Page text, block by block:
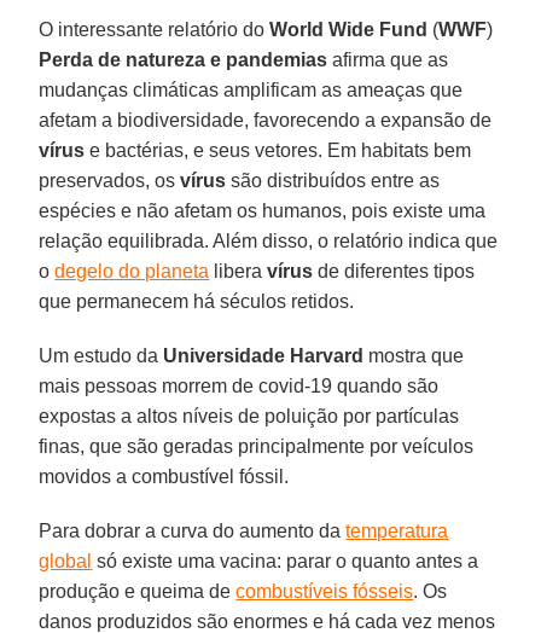
O interessante relatório doWorld Wide Fund (WWF)
Perda de natureza e pandemias afirma que as
mudanças climáticas amplificam as ameaças que
afetam a biodiversidade, favorecendo a expansão de
vírus e bactérias, e seus vetores. Em habitats bem
preservados, osvírus são distribuídos entre as
espécies e não afetam os humanos, pois existe uma
relação equilibrada. Além disso, o relatório indica que
odegelo do planeta liberavírus de diferentes tipos
que permanecem há séculos retidos.
Um estudo da Universidade Harvard mostra que
mais pessoas morrem de covid-19 quando são
expostas a altos níveis de poluição por partículas
finas, que são geradas principalmente por veículos
movidos a combustível fóssil.
Para dobrar a curva do aumento datemperatura
global só existe uma vacina: parar o quanto antes a
produção e queima decombustíveis fósseis. Os
danos produzidos são enormes e há cada vez menos